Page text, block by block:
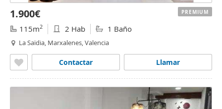
1.900€
115m2 2 Hab 1 Baño
La Saïdia, Marxalenes, Valencia
Llamar
Contactar
PREMIUM